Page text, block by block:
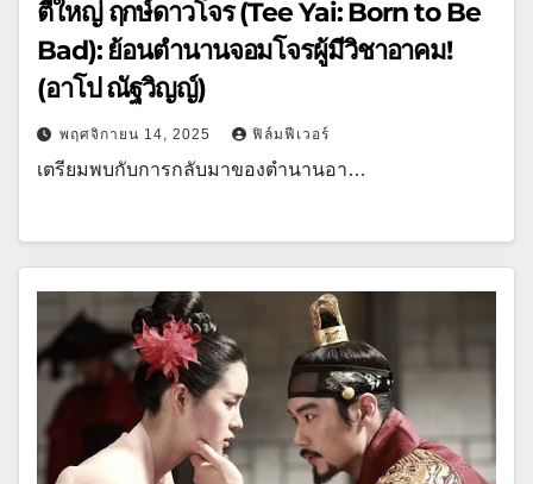
ตี๋ใหญ่ ฤกษ์ดาวโจร (Tee Yai: Born to Be
Bad): ย้อนตำนานจอมโจรผู้มีวิชาอาคม!
(อาโป ณัฐวิญญ์)
พฤศจิกายน 14, 2025 ฟิล์มฟีเวอร์
เตรียมพบกับการกลับมาของตำนานอา…